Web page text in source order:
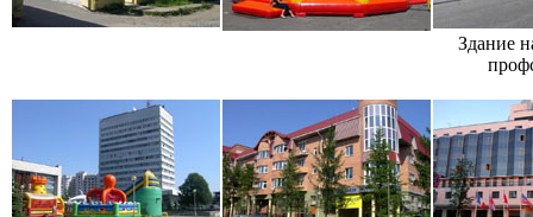
Здание